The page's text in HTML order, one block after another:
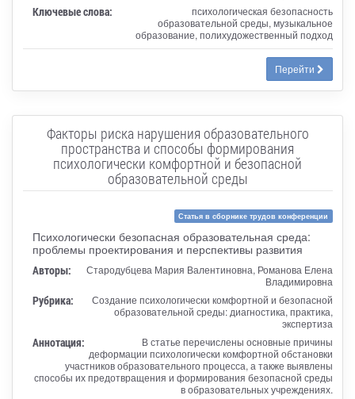
Ключевые слова:
психологическая безопасность
образовательной среды, музыкальное
образование, полихудожественный подход
Перейти
Факторы риска нарушения образовательного
пространства и способы формирования
психологически комфортной и безопасной
образовательной среды
Статья в сборнике трудов конференции
Психологически безопасная образовательная среда:
проблемы проектирования и перспективы развития
Авторы:
Стародубцева Мария Валентиновна, Романова Елена
Владимировна
Рубрика:
Создание психологически комфортной и безопасной
образовательной среды: диагностика, практика,
экспертиза
Аннотация:
В статье перечислены основные причины
деформации психологически комфортной обстановки
участников образовательного процесса, а также выявлены
способы их предотвращения и формирования безопасной среды
в образовательных учреждениях.